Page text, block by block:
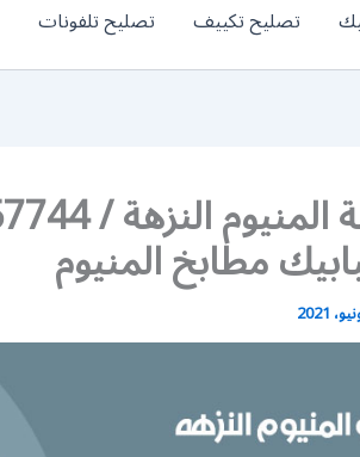
تصليح تكييف تصليح تلفونات
مطابخ المنيوم